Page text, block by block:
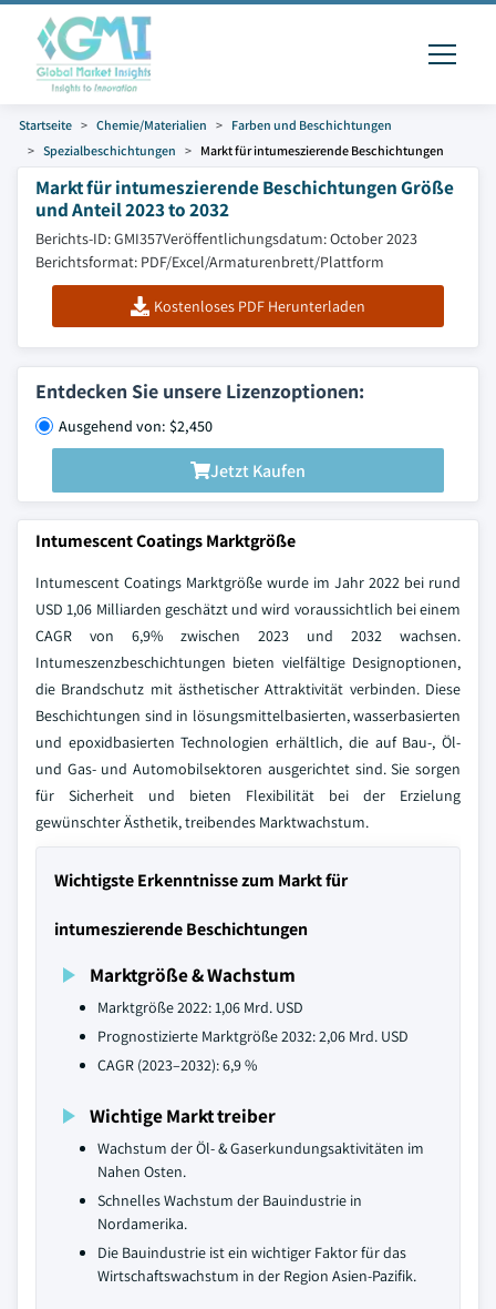
Startseite Chemie/Materialien
Farben und Beschichtungen
Spezialbeschichtungen
Markt für intumeszierende Beschichtungen
Markt für intumeszierende Beschichtungen Größe
und Anteil 2023 to 2032
Berichts-ID: GMI357Veröffentlichungsdatum: October 2023
Berichtsformat: PDF/Excel/Armaturenbrett/Plattform
Kostenloses PDF Herunterladen
Entdecken Sie unsere Lizenzoptionen:
Ausgehend von: $2,450
Jetzt Kaufen
Intumescent Coatings Marktgröße
Intumescent Coatings Marktgröße wurde im Jahr 2022 bei rund
USD 1,06 Milliarden geschätzt und wird voraussichtlich bei einem
CAGR von 6,9% zwischen 2023 und 2032 wachsen.
Intumeszenzbeschichtungen bieten vielfältige Designoptionen,
die Brandschutz mit ästhetischer Attraktivität verbinden. Diese
Beschichtungen sind in lösungsmittelbasierten, wasserbasierten
und epoxidbasierten Technologien erhältlich, die auf Bau-, Öl-
und Gas- und Automobilsektoren ausgerichtet sind. Sie sorgen
für Sicherheit und bieten Flexibilität bei der Erzielung
gewünschter Ästhetik, treibendes Marktwachstum.
Wichtigste Erkenntnisse zum Markt für
intumeszierende Beschichtungen
Marktgröße & Wachstum
Marktgröße 2022: 1,06 Mrd. USD
Prognostizierte Marktgröße 2032: 2,06 Mrd. USD
CAGR (2023–2032): 6,9 %
Wichtige Markt treiber
Wachstum der Öl- & Gaserkundungsaktivitäten im
Nahen Osten.
Schnelles Wachstum der Bauindustrie in
Nordamerika.
Die Bauindustrie ist ein wichtiger Faktor für das
Wirtschaftswachstum in der Region Asien-Pazifik.